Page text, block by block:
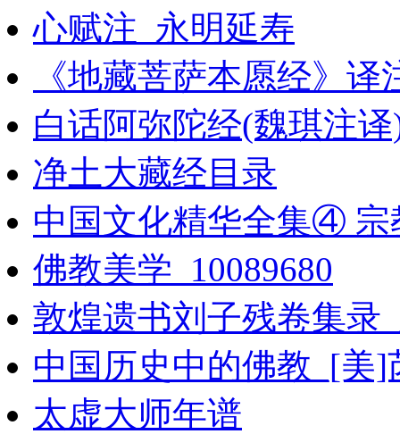
心赋注_永明延寿
《地藏菩萨本愿经》译
白话阿弥陀经(魏琪注
净土大藏经目录
中国文化精华全集④ 宗
佛教美学_10089680
敦煌遗书刘子残卷集录
中国历史中的佛教_[美
太虚大师年谱